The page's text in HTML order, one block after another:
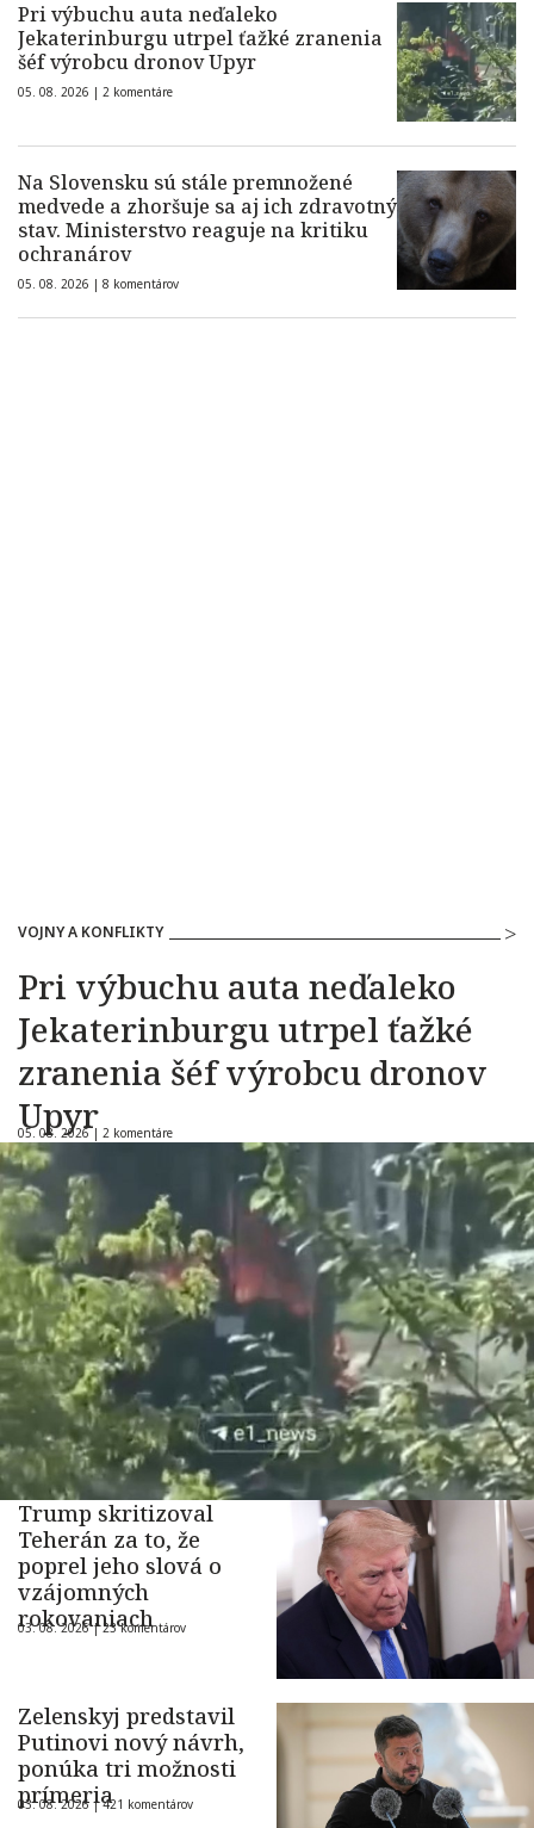
Pri výbuchu auta neďaleko
Jekaterinburgu utrpel ťažké zranenia
šéf výrobcu dronov Upyr
05. 08. 2026 | 2 komentáre
Na Slovensku sú stále premnožené
medvede a zhoršuje sa aj ich zdravotný
stav. Ministerstvo reaguje na kritiku
ochranárov
05. 08. 2026 | 8 komentárov
VOJNY A KONFLIKTY
Pri výbuchu auta neďaleko
Jekaterinburgu utrpel ťažké
zranenia šéf výrobcu dronov
Upyr
05. 08. 2026 | 2 komentáre
Trump skritizoval
Teherán za to, že
poprel jeho slová o
vzájomných
rokovaniach
03. 08. 2026 |23 komentárov
Zelenskyj predstavil
Putinovi nový návrh,
ponúka tri možnosti
prímeria
03. 08. 2026 |421 komentárov